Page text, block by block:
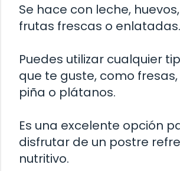
Se hace con leche,
frutas frescas o enlatadas.
Puedes utilizar cualquier
que te guste, como
piña o plátanos.
Es una excelente opción
disfrutar de un postre
nutritivo.